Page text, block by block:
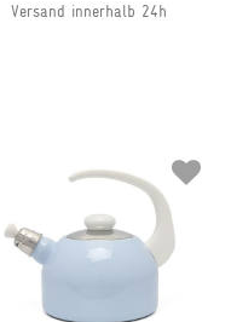
Versand innerhalb 24h